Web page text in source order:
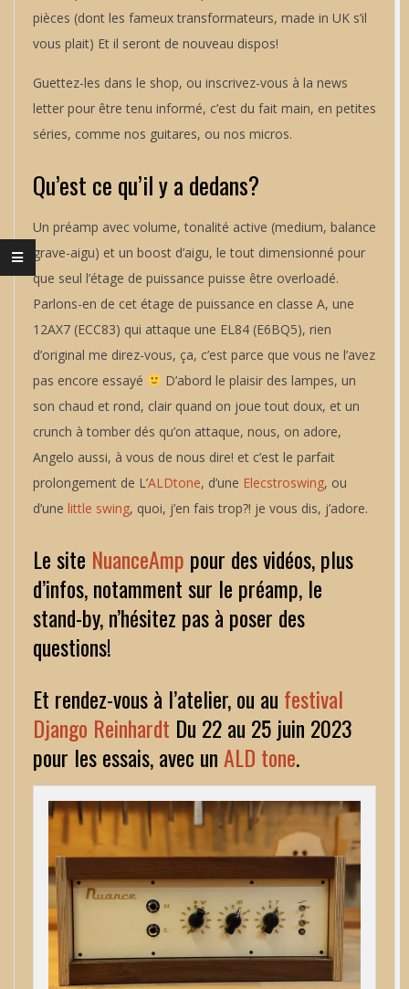
pièces (dont les fameux transformateurs, made in UK s’il
vous plait) Et il seront de nouveau dispos!
Guettez-les dans le shop, ou inscrivez-vous à la news
letter pour être tenu informé, c’est du fait main, en petites
séries, comme nos guitares, ou nos micros.
Qu’est ce qu’il y a dedans?
Un préamp avec volume, tonalité active (medium, balance
grave-aigu) et un boost d’aigu, le tout dimensionné pour
que seul l’étage de puissance puisse être overloadé.
Parlons-en de cet étage de puissance en classe A, une
12AX7 (ECC83) qui attaque une EL84 (E6BQ5), rien
d’original me direz-vous, ça, c’est parce que vous ne l’avez
pas encore essayé
D’abord le plaisir des lampes, un
son chaud et rond, clair quand on joue tout doux, et un
crunch à tomber dés qu’on attaque, nous, on adore,
Angelo aussi, à vous de nous dire! et c’est le parfait
prolongement de L’ALDtone, d’une Elecstroswing, ou
d’une little swing, quoi, j’en fais trop?! je vous dis, j’adore.
Le site NuanceAmp pour des vidéos, plus
d’infos, notamment sur le préamp, le
stand-by, n’hésitez pas à poser des
questions!
Et rendez-vous à l’atelier, ou au festival
Django Reinhardt Du 22 au 25 juin 2023
pour les essais, avec unALD tone.